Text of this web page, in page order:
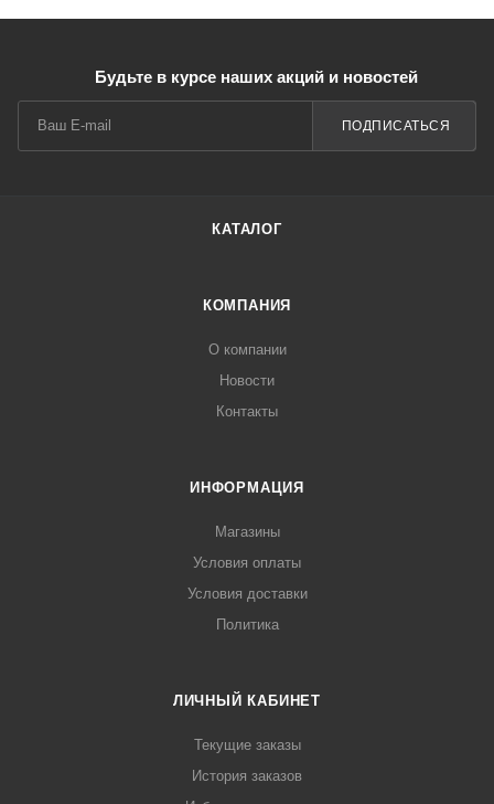
Будьте в курсе наших акций и новостей
ПОДПИСАТЬСЯ
КАТАЛОГ
КОМПАНИЯ
О компании
Новости
Контакты
ИНФОРМАЦИЯ
Магазины
Условия оплаты
Условия доставки
Политика
ЛИЧНЫЙ КАБИНЕТ
Текущие заказы
История заказов